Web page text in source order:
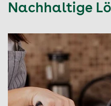
Nachhaltige